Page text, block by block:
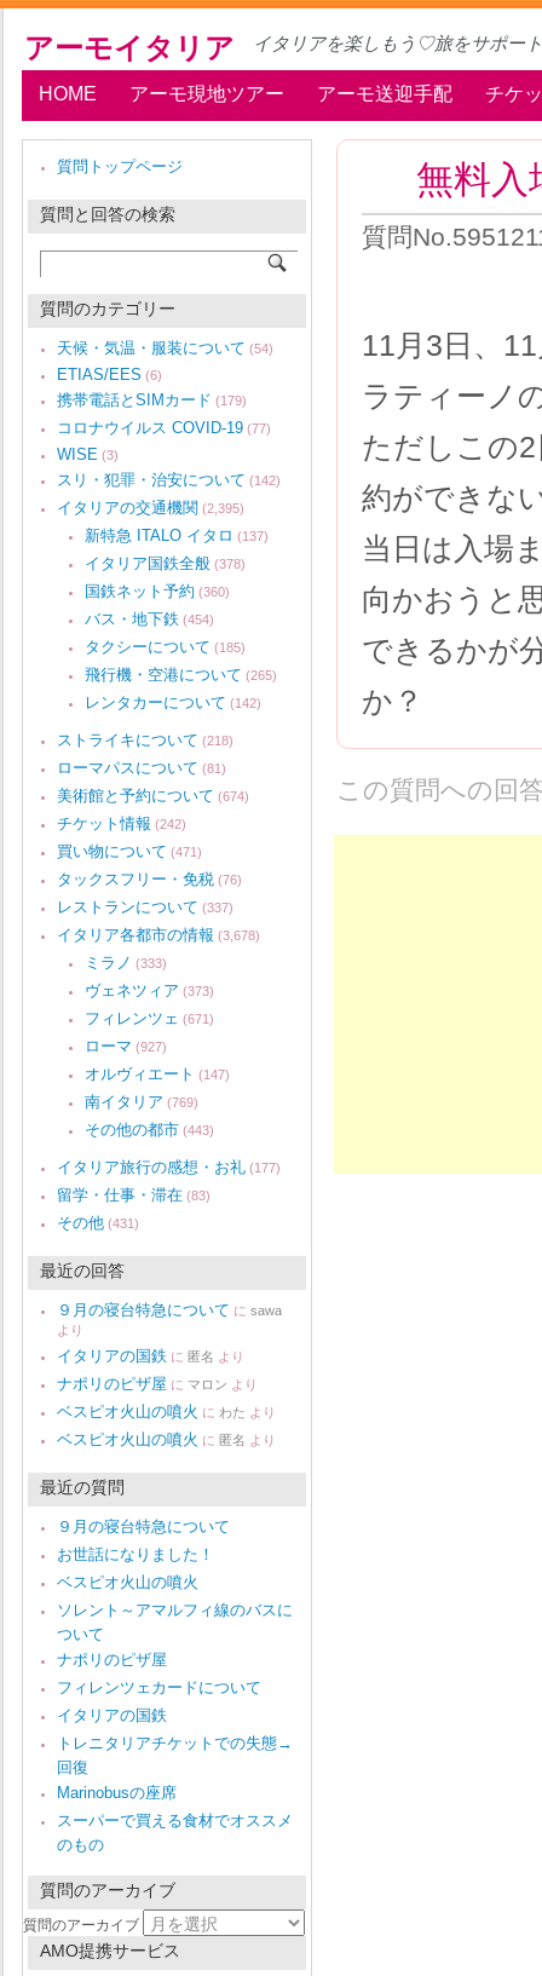
アーモイタリア イタリアを楽しもう♡旅をサポート
HOME アーモ現地ツアー アーモ送迎手配 チケ
無料入
質問
11月3日、
ラティーノ
ただしこの
約ができな
当日は入場
向かおうと
できるかが
か？
この質問への回
質問トップページ
質問と回答の検索
質問のカテゴリー
天候・気温・服装について (54)
ETIAS/EES (6)
携帯電話とSIMカード (179)
コロナウイルス COVID-19 (77)
WISE (3)
スリ・犯罪・治安について (142)
イタリアの交通機関 (2,395)
新特急 ITALO イタロ (137)
イタリア国鉄全般 (378)
国鉄ネット予約 (360)
バス・地下鉄 (454)
タクシーについて (185)
飛行機・空港について (265)
レンタカーについて (142)
ストライキについて (218)
ローマパスについて (81)
美術館と予約について (674)
チケット情報 (242)
買い物について (471)
タックスフリー・免税 (76)
レストランについて (337)
イタリア各都市の情報 (3,678)
ミラノ (333)
ヴェネツィア (373)
フィレンツェ (671)
ローマ (927)
オルヴィエート (147)
南イタリア (769)
その他の都市 (443)
イタリア旅行の感想・お礼 (177)
留学・仕事・滞在 (83)
その他 (431)
最近の回答
９月の寝台特急について に sawa
より
イタリアの国鉄 に 匿名 より
ナポリのピザ屋 に マロン より
ベスピオ火山の噴火 に わた より
ベスピオ火山の噴火 に 匿名 より
最近の質問
９月の寝台特急について
お世話になりました！
ベスピオ火山の噴火
ソレント～アマルフィ線のバスに
ついて
ナポリのピザ屋
フィレンツェカードについて
イタリアの国鉄
トレニタリアチケットでの失態→
回復
Marinobusの座席
スーパーで買える食材でオススメ
のもの
質問のアーカイブ
質問のアーカイブ
AMO提携サービス